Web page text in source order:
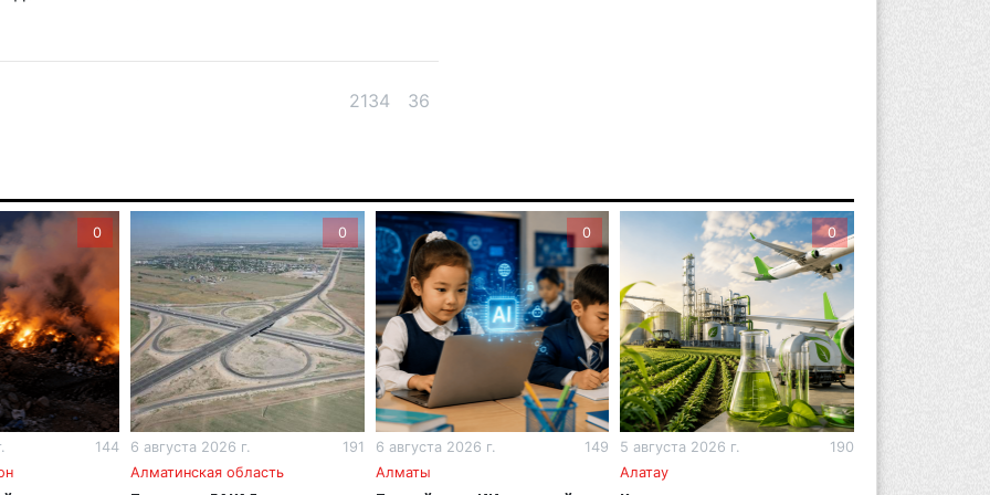
2134 36
Сильнейшие дзюдоисты мира приехали
на сборы в Алматинскую область
6 августа 2026 г. 12:12 149
Первый раз с ИИ в первый класс:
казахстанских первоклассников начнут
учить искусственному интеллекту
6 августа 2026 г. 10:47 149
Казахстанцы назвали доход, при котором
не считают себя бедными
0
144
0
6 августа 2026 г.
191
Алматинская область
0
6 августа 2026 г.
149
Алматы
0
5 августа 2026 г.
190
Алатау